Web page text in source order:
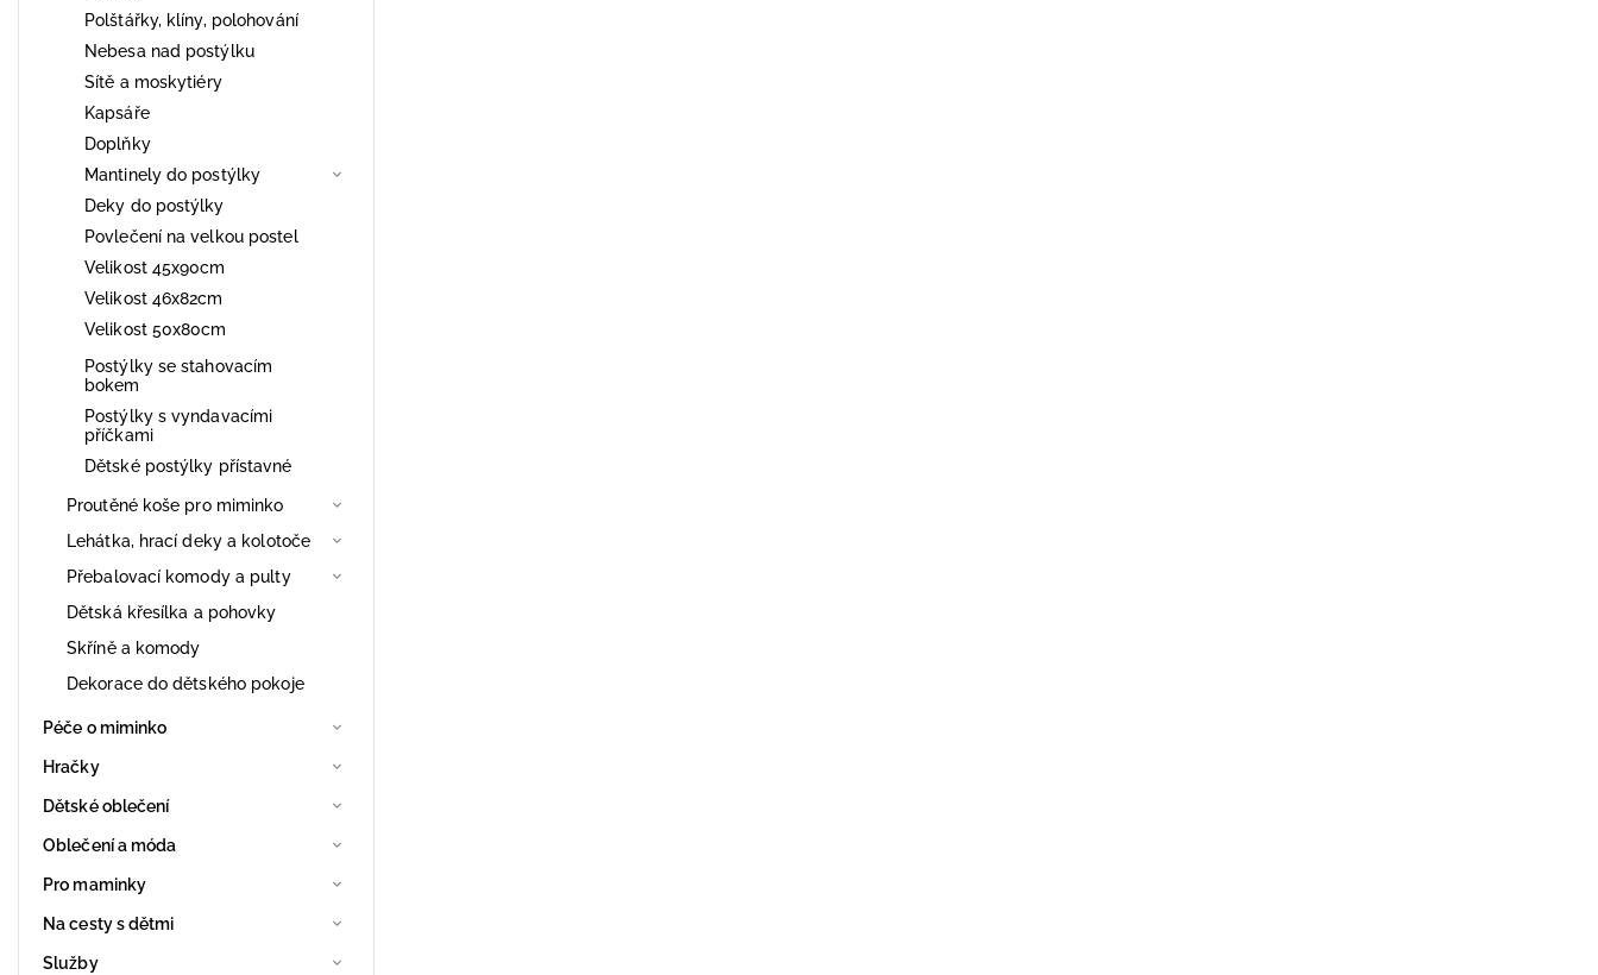
Polštářky, klíny, polohování
Nebesa nad postýlku
Sítě a moskytiéry
Kapsáře
Doplňky
Mantinely do postýlky
Deky do postýlky
Povlečení na velkou postel
Velikost 45x90cm
Velikost 46x82cm
Velikost 50x80cm
Postýlky se stahovacím
bokem
Postýlky s vyndavacími
příčkami
Dětské postýlky přístavné
Proutěné koše pro miminko
Lehátka, hrací deky a kolotoče
Přebalovací komody a pulty
Dětská křesílka a pohovky
Skříně a komody
Dekorace do dětského pokoje
Péče o miminko
Hračky
Dětské oblečení
Oblečení a móda
Pro maminky
Na cesty s dětmi
Služby